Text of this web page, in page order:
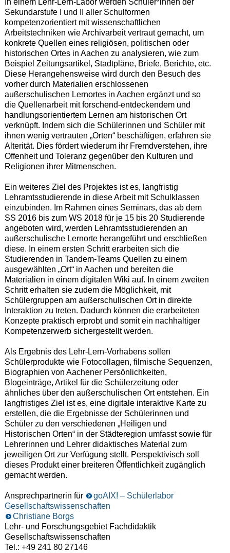
In einem Lehr-Lern-Labor werden Schüler*innen der
Sekundarstufe I und II aller Schulformen
kompetenzorientiert mit wissenschaftlichen
Arbeitstechniken wie Archivarbeit vertraut gemacht, um
konkrete Quellen eines religiösen, politischen oder
historischen Ortes in Aachen zu analysieren, wie zum
Beispiel Zeitungsartikel, Stadtpläne, Briefe, Berichte, etc.
Diese Herangehensweise wird durch den Besuch des
vorher durch Materialien erschlossenen
außerschulischen Lernortes in Aachen ergänzt und so
die Quellenarbeit mit forschend-entdeckendem und
handlungsorientiertem Lernen am historischen Ort
verknüpft. Indem sich die Schülerinnen und Schüler mit
ihnen wenig vertrauten „Orten“ beschäftigen, erfahren sie
Alterität. Dies fördert wiederum ihr Fremdverstehen, ihre
Offenheit und Toleranz gegenüber den Kulturen und
Religionen ihrer Mitmenschen.
Ein weiteres Ziel des Projektes ist es, langfristig
Lehramtsstudierende in diese Arbeit mit Schulklassen
einzubinden. Im Rahmen eines Seminars, das ab dem
SS 2016 bis zum WS 2018 für je 15 bis 20 Studierende
angeboten wird, werden Lehramtsstudierenden an
außerschulische Lernorte herangeführt und erschließen
diese. In einem ersten Schritt erarbeiten sich die
Studierenden in Tandem-Teams Quellen zu einem
ausgewählten „Ort“ in Aachen und bereiten die
Materialien in einem digitalen Wiki auf. In einem zweiten
Schritt erhalten sie zudem die Möglichkeit, mit
Schülergruppen am außerschulischen Ort in direkte
Interaktion zu treten. Dadurch können die erarbeiteten
Konzepte praktisch erprobt und somit ein nachhaltiger
Kompetenzerwerb sichergestellt werden.
Als Ergebnis des Lehr-Lern-Vorhabens sollen
Schülerprodukte wie Fotocollagen, filmische Sequenzen,
Biographien von Aachener Persönlichkeiten,
Blogeinträge, Artikel für die Schülerzeitung oder
ähnliches über den außerschulischen Ort entstehen. Ein
langfristiges Ziel ist es, eine digitale interaktive Karte zu
erstellen, die die Ergebnisse der Schülerinnen und
Schüler zu den verschiedenen „Heiligen und
Historischen Orten“ in der Städteregion umfasst sowie für
Lehrerinnen und Lehrer didaktisches Material zum
jeweiligen Ort zur Verfügung stellt. Perspektivisch soll
dieses Produkt einer breiteren Öffentlichkeit zugänglich
gemacht werden.
Ansprechpartnerin für
goAIX! – Schülerlabor
Gesellschaftswissenschaften
Christiane Borgs
Lehr- und Forschungsgebiet Fachdidaktik
Gesellschaftswissenschaften
Tel.: +49 241 80 27146